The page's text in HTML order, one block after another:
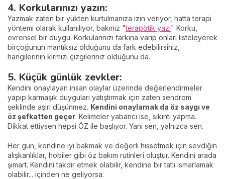
4. Korkularınızı yazın:
Yazmak zaten bir yükten kurtulmanıza izin veriyor, hatta terapi
yöntemi olarak kullanılıyor, bakınız "terapötik yazı" Korku,
evrensel bir duygu. Korkularınızı farkına varıp onları listeleyerek
birçoğunun mantıksız olduğunu da fark edebilirsiniz,
hangilerinin kırmızı çizgileriniz olduğunu da.
5. Küçük günlük zevkler:
Kendini onaylayan insan olaylar üzerinde değerlendirmeler
yapıp karmaşık duyguları yatıştırmak için zaten sendrom
şeklinde aşırı düşünmez. Kendini onaylamak da öz saygı ve
öz şefkatten geçer. Kelimeler yabancı ise, sıkıntı yapma.
Dikkat ettiysen hepsi ÖZ ile başlıyor. Yani sen, yalnızca sen.
Her gün, kendine iyi bakmak ve değerli hissetmek için sevdiğin
alışkanlıklar, hobiler gibi öz bakım rutinleri oluştur. Kendini arada
şımart. Kendini takdir etmek olabilir, kendine bir tatlı ısmarlamak
olabilir... içinden ne geliyorsa.